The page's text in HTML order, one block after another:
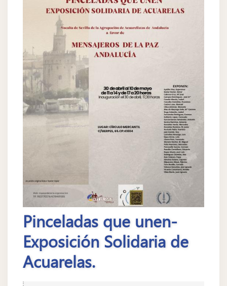
Pinceladas que unen-
Exposición Solidaria de
Acuarelas.